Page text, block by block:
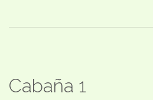
Cabaña 1